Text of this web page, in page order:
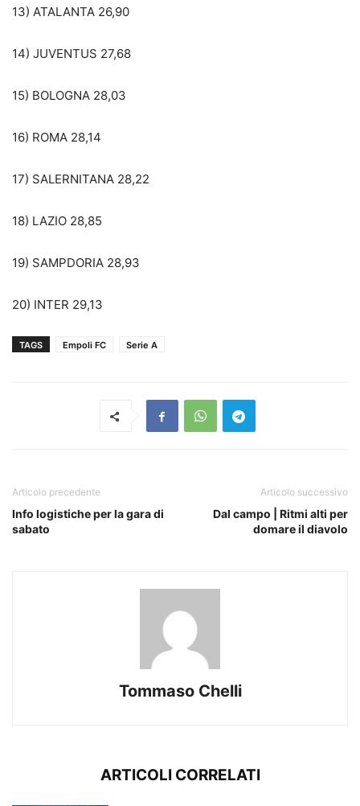
13) ATALANTA 26,90
14) JUVENTUS 27,68
15) BOLOGNA 28,03
16) ROMA 28,14
17) SALERNITANA 28,22
18) LAZIO 28,85
19) SAMPDORIA 28,93
20) INTER 29,13
TAGS Empoli FC Serie A
Articolo precedente
Info logistiche per la gara di
sabato
Articolo successivo
Dal campo | Ritmi alti per
domare il diavolo
Tommaso Chelli
ARTICOLI CORRELATI